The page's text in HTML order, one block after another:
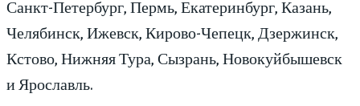
Санкт-Петербург, Пермь, Екатеринбург, Казань,
Челябинск, Ижевск, Кирово-Чепецк, Дзержинск,
Кстово, Нижняя Тура, Сызрань, Новокуйбышевск
и Ярославль.